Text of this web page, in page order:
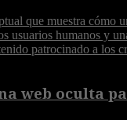
web oculta